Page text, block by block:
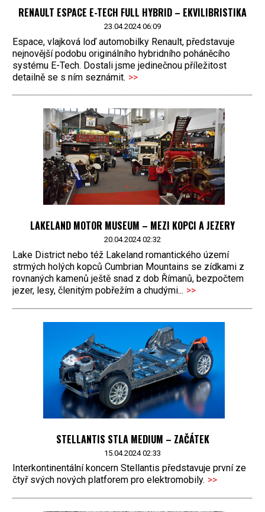
RENAULT ESPACE E-TECH FULL HYBRID – EKVILIBRISTIKA
23.04.2024 06:09
Espace, vlajková loď automobilky Renault, představuje
nejnovější podobu originálního hybridního poháněcího
systému E-Tech. Dostali jsme jedinečnou příležitost
detailně se s ním seznámit. >>
LAKELAND MOTOR MUSEUM – MEZI KOPCI A JEZERY
20.04.2024 02:32
Lake District nebo též Lakeland romantického území
strmých holých kopců Cumbrian Mountains se zídkami z
rovnaných kamenů ještě snad z dob Římanů, bezpočtem
jezer, lesy, členitým pobřežím a chudými... >>
STELLANTIS STLA MEDIUM – ZAČÁTEK
15.04.2024 02:33
Interkontinentální koncern Stellantis představuje první ze
čtyř svých nových platforem pro elektromobily. >>